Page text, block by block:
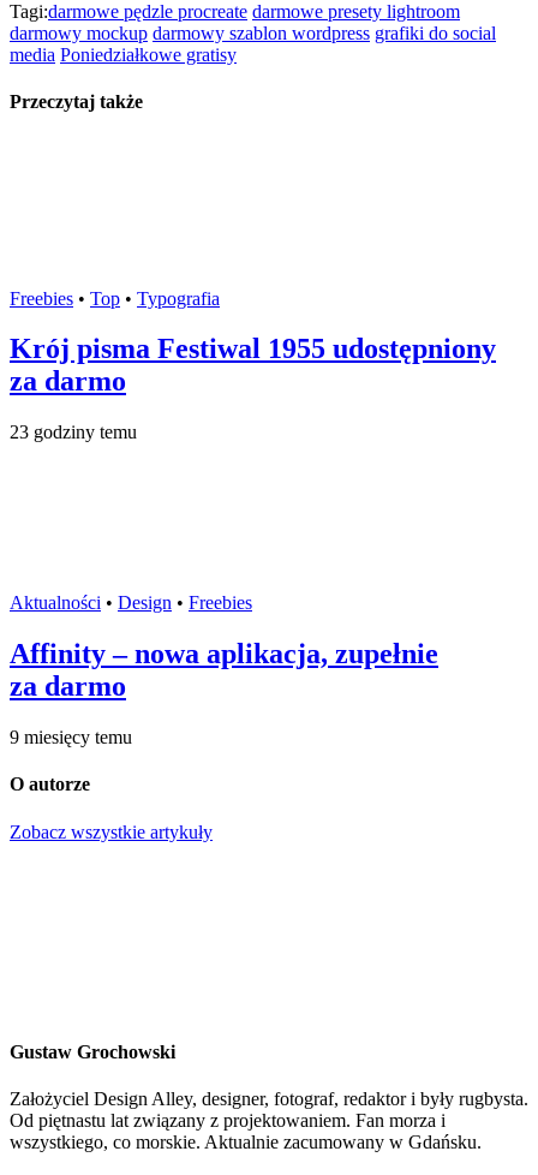
Tagi:darmowe pędzle procreate darmowe presety lightroom
darmowy mockup darmowy szablon wordpress grafiki do social
media Poniedziałkowe gratisy
Przeczytaj także
Freebies • Top • Typografia
Krój pisma Festiwal 1955 udostępniony
za darmo
23 godziny temu
Aktualności • Design • Freebies
Affinity – nowa aplikacja, zupełnie
za darmo
9 miesięcy temu
O autorze
Zobacz wszystkie artykuły
Gustaw Grochowski
Założyciel Design Alley, designer, fotograf, redaktor i były rugbysta.
Od piętnastu lat związany z projektowaniem. Fan morza i
wszystkiego, co morskie. Aktualnie zacumowany w Gdańsku.